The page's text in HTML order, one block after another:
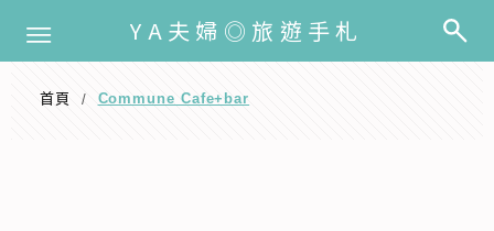
YA夫婦◎旅遊手札
首頁 / Commune Cafe+bar